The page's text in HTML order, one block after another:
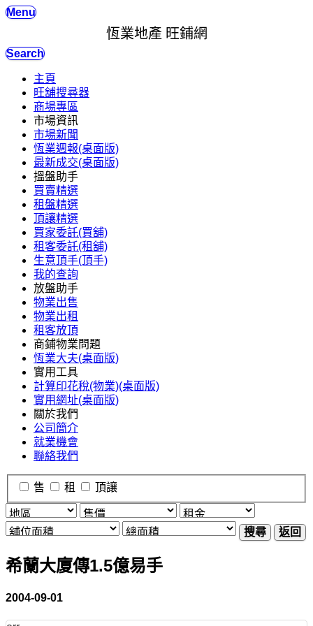
Menu
恆業地產 旺鋪網
Search
主頁
旺舖搜尋器
商場專區
市場資訊
市場新聞
恆業週報(桌面版)
最新成交(桌面版)
搵盤助手
買賣精選
租盤精選
頂讓精選
買家委託(買舖)
租客委託(租舖)
生意頂手(頂手)
我的查詢
放盤助手
物業出售
物業出租
租客放頂
商鋪物業問題
恆業大夫(桌面版)
實用工具
計算印花稅(物業)(桌面版)
實用網址(桌面版)
關於我們
公司簡介
就業機會
聯絡我們
售 租 頂讓
搜尋 返回
希蘭大廈傳1.5億易手
2004-09-01